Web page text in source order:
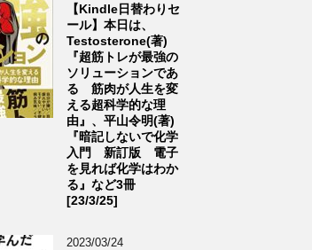
【Kindle日替わりセ
ール】本日は、
Testosterone(著)
『超筋トレが最強の
ソリューションであ
る 筋肉が人生を変
える超科学的な理
由』、平山令明(著)
『暗記しないで化学
入門 新訂版 電子
を見れば化学はわか
る』など3冊
[23/3/25]
2023/03/24